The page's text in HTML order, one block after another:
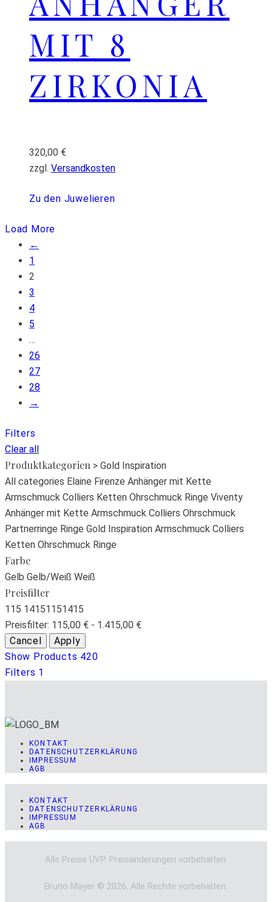
MIT 8
ZIRKONIA
320,00 €
zzgl. Versandkosten
Zu den Juwelieren
Load More
←
1
2
3
4
5
…
26
27
28
→
Filters
Clear all
Produktkategorien > Gold Inspiration
All categories Elaine Firenze Anhänger mit Kette
Armschmuck Colliers Ketten Ohrschmuck Ringe Viventy
Anhänger mit Kette Armschmuck Colliers Ohrschmuck
Partnerringe Ringe Gold Inspiration Armschmuck Colliers
Ketten Ohrschmuck Ringe
Farbe
Gelb Gelb/Weiß Weiß
Preisfilter
115 14151151415
Preisfilter: 115,00 € - 1.415,00 €
Show Products 420
Filters 1
KONTAKT
DATENSCHUTZERKLÄRUNG
IMPRESSUM
AGB
KONTAKT
DATENSCHUTZERKLÄRUNG
IMPRESSUM
AGB
Alle Preise UVP. Preisänderungen vorbehalten.
Bruno Mayer © 2026. Alle Rechte vorbehalten.